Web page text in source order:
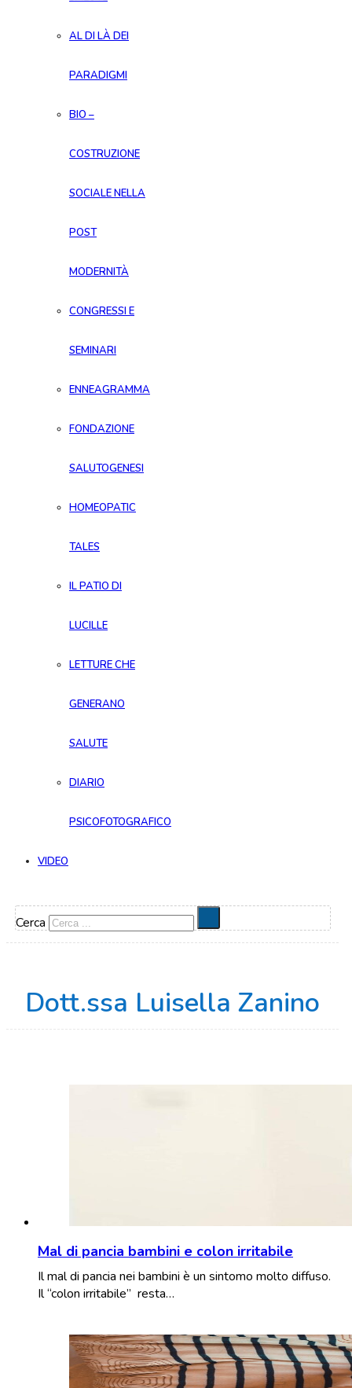
AL DI LÀ DEI
PARADIGMI
BIO –
COSTRUZIONE
SOCIALE NELLA
POST
MODERNITÀ
CONGRESSI E
SEMINARI
ENNEAGRAMMA
FONDAZIONE
SALUTOGENESI
HOMEOPATIC
TALES
IL PATIO DI
LUCILLE
LETTURE CHE
GENERANO
SALUTE
DIARIO
PSICOFOTOGRAFICO
VIDEO
Cerca
Dott.ssa Luisella Zanino
Mal di pancia bambini e colon irritabile
Il mal di pancia nei bambini è un sintomo molto diffuso.
Il “colon irritabile” resta…